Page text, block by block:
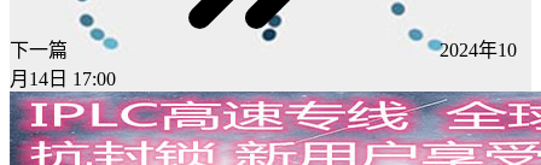
下一篇
2024年10
月14日 17:00